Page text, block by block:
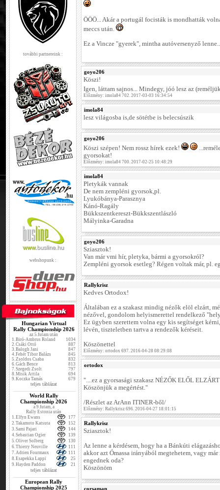
további partnereink :
webshopunk :
Hungarian Virtual
Rally Championship 2026
az 5.futam után
1.Biró-Ambrus Roland
1034
2.Csáki Ottó
887
3.Balogh Jani
847
4.Fehér Tibor Balázs
845
5.Zsoldos Csaba
832
6.Gách Bence
813
7.Szegedi Zsolt
797
8.Misik Attila
694
9.Koczka Tamás 679
teljes táblázat
World Rally
Championship 2026
a 9.futam, a
Rally Estonia után
1.Elfyn Ewans
177
2.Takamoto Katsuta
152
3.Sami Pajari
144
4.Sebastian Ogier
139
5.Oliver Solberg
130
6.Thierry Neuville
111
7.Adrien Fourmaux
111
8.Esapekka Lappi
25
9.Hayden Paddon 21
teljes táblázat
European Rally
Championship 2025
ÖÖÖ... Akár a portugál focisták is mondhatták
meccs után.
Ez a Vincze "gyerek", mintha autóversenyző
goyo206
Köszi!
Igen, láttam sajnos... Mindegy, jóó lesz az
Előzmény: imola84 702. 2017-03-03 16:34:54
imola84
lesz világosba is,de sötétbe is belecsúszik
goyo206
Köszi szépen! Nem rossz hírek ezek!
gyorsokat!
Előzmény: imola84 700. 2017-02-25 10:48:29
imola84
Pletykák vannak
De nem zempléni gyorsok,pl.
Lyukóbánya-Parasznya
Kánó-Ragály
Bükkszentkereszt-Bükkszentlászló
Mályinka-Garadna
goyo206
Sziasztok!
Van már vmi hír, pletyka, bármi a gyorsokról?
Zempléni gyorsok esetleg? Régen voltak már, pl.
Rallykrisz
Kedves Ortodox!
Általában ez a szakasz mindig nézők elöl elzárt,
nézővel, gondolom helyismerettel rendelkező
Ez ügyben szerettem volna egy kis segítséget
lévén, tiszteletben tartva a rendezők kéréseit.
Köszönettel
Előzmény: ortodox 697. 2016-04-28 08:29:08
ortodox
"....ez a gyorsasági szakasz NÉZŐK ELŐL
Köszönjük a megértést."
/Részlet az ArAnn ITINER-ből/
Előzmény: Rallykrisz 696. 2016-04-27 18:01:15
Rallykrisz
Sziasztok!
Az lenne a kérdésem, hogy ha a Bánkúti
akkor azt Ómassa irányából megtehetem, vagy már
engednek oda?
Köszönöm
corsaman